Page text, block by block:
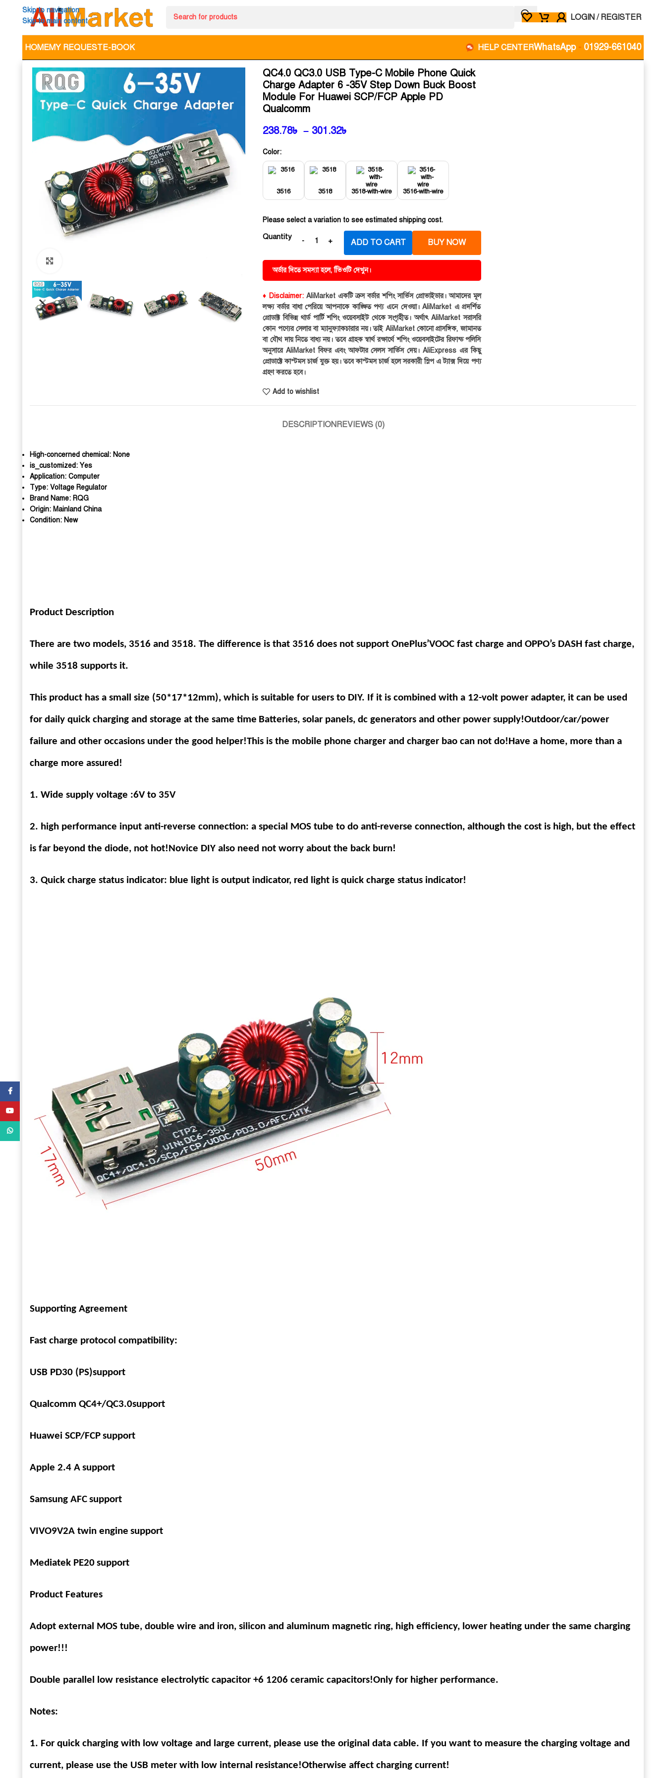
Skip to navigation
Skip to main content
LOGIN / REGISTER
HOMEMY REQUESTE-BOOK HELP CENTERWhatsApp - 01929-661040
QC4.0 QC3.0 USB Type-C Mobile Phone Quick
Charge Adapter 6 -35V Step Down Buck Boost
Module For Huawei SCP/FCP Apple PD
Qualcomm
238.78৳ – 301.32৳
Color:
3516 3518 3518-with-wire 3516-with-wire
Please select a variation to see estimated shipping cost.
Quantity
ADD TO CART BUY NOW
অর্ডার দিতে সমস্যা হলে, ভিিওটি দেখুন।
♦ Disclaimer:AliMarket একটি ক্রস বর্ডার শপিং সার্ভিস প্রোভাইডার। আমাদের মূল
লক্ষ্য বর্ডার বাধা পেরিয়ে আপনাকে কাঙ্ক্ষিত পণ্য এনে দেওয়া। AliMarket এ প্রদর্শিত
প্রোডাক্ট বিভিন্ন থার্ড পার্টি শপিং ওয়েবসাইট থেকে সংগৃহীত। অর্থাৎ AliMarket সরাসরি
কোন পণ্যের সেলার বা ম্যানুফ্যাকচারার নয়। তাই AliMarket কোনো প্রাসঙ্গিক, জামানত
বা যৌথ দায় নিতে বাধ্য নয়। তবে গ্রাহক স্বার্থ রক্ষার্থে শপিং ওয়েবসাইটের রিফান্ড পলিসি
অনুসারে AliMarket বিফর এবং আফটার সেলস সার্ভিস দেয়। AliExpress এর কিছু
প্রোডাক্টে কাস্টমস চার্জ যুক্ত হয়। তবে কাস্টমস চার্জ হলে সরকারী স্লিপ এ ট্যাক্স দিয়ে পণ্য
গ্রহণ করতে হবে।
Add to wishlist
DESCRIPTIONREVIEWS (0)
High-concerned chemical: None
is_customized: Yes
Application: Computer
Type: Voltage Regulator
Brand Name: RQG
Origin: Mainland China
Condition: New
Product Description
There are two models, 3516 and 3518. The difference is that 3516 does not support OnePlus’VOOC fast charge and OPPO’s DASH fast charge,
while 3518 supports it.
This product has a small size (50*17*12mm), which is suitable for users to DIY. If it is combined with a 12-volt power adapter, it can be used
for daily quick charging and storage at the same time Batteries, solar panels, dc generators and other power supply!Outdoor/car/power
failure and other occasions under the good helper!This is the mobile phone charger and charger bao can not do!Have a home, more than a
charge more assured!
1. Wide supply voltage :6V to 35V
2. high performance input anti-reverse connection: a special MOS tube to do anti-reverse connection, although the cost is high, but the effect
is far beyond the diode, not hot!Novice DIY also need not worry about the back burn!
3. Quick charge status indicator: blue light is output indicator, red light is quick charge status indicator!
Supporting Agreement
Fast charge protocol compatibility:
USB PD30 (PS)support
Qualcomm QC4+/QC3.0support
Huawei SCP/FCPsupport
Apple 2.4 Asupport
Samsung AFCsupport
VIVO9V2A twin engine support
Mediatek PE20support
Product Features
Adopt external MOS tube, double wire and iron, silicon and aluminum magnetic ring, high efficiency, lower heating under the same charging
power!!!
Double parallel low resistance electrolytic capacitor +6 1206 ceramic capacitors!Only for higher performance.
Notes:
1. For quick charging with low voltage and large current, please use the original data cable. If you want to measure the charging voltage and
current, please use the USB meter with low internal resistance!Otherwise affect charging current!
WhatsApp